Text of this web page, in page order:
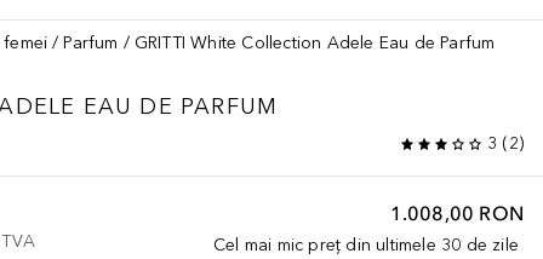
femei Parfum GRITTI White Collection Adele Eau de Parfum
EAU DE PARFUM
3 (2)
1.008,00 RON
Cel mai mic preț din ultimele 30 de zile